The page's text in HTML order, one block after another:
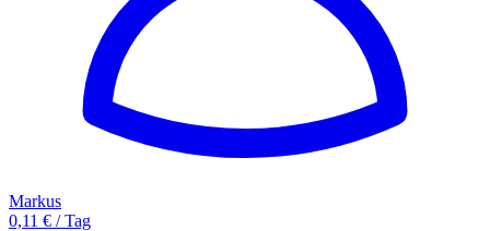
Markus
0,11 € / Tag